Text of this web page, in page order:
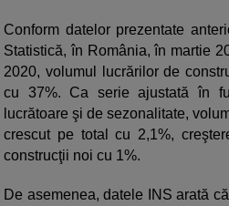
Conform datelor prezentate
Statistică, în România, în martie
2020, volumul lucrărilor de
cu 37%. Ca serie ajustată în
lucrătoare şi de sezonalitate,
crescut pe total cu 2,1%,
construcţii noi cu 1%.
De asemenea, datele INS arată